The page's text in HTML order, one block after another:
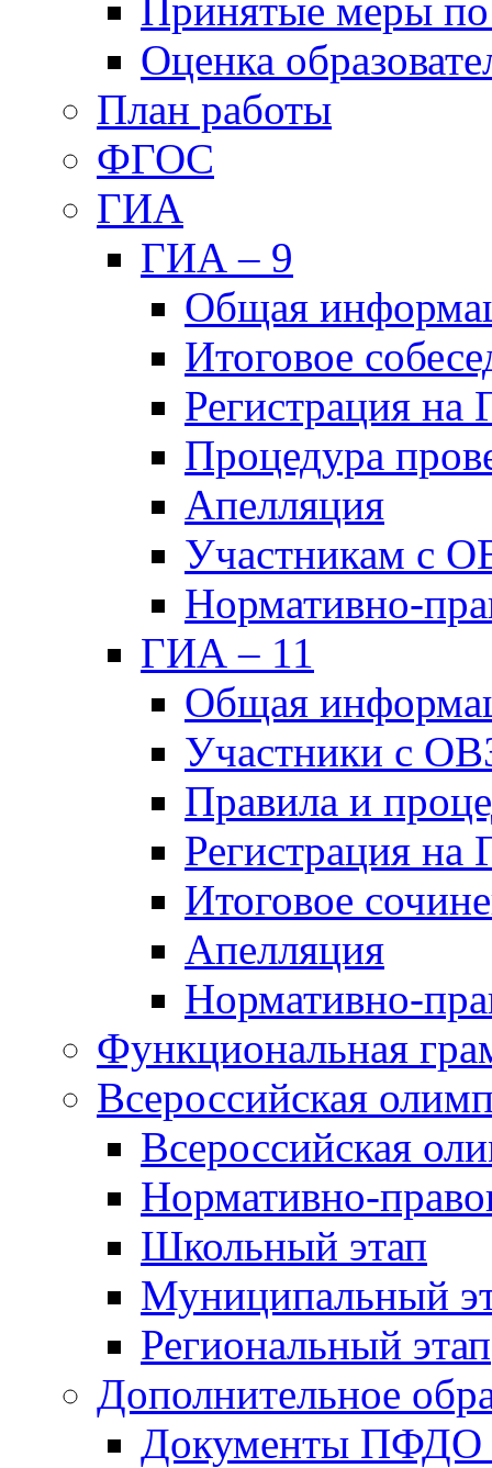
Принятые меры
Оценка
План работы
ФГОС
ГИА
ГИА – 9
Общая
Итоговое
Регистрация
Процедура
Апелляция
Участникам с
Нормативно-
ГИА – 11
Общая
Участники с
Правила и
Регистрация
Итоговое
Апелляция
Нормативно-
Функциональная
Всероссийская
Всероссийская
Нормативно-
Школьный этап
Муниципальный
Региональный этап
Дополнительное
Документы ПФДО